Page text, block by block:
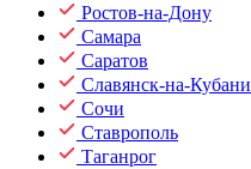
Ростов-на-Дону
Самара
Саратов
Славянск-на-Кубани
Сочи
Ставрополь
Таганрог